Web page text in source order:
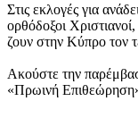
Στις εκλογές για
ορθόδοξοι
ζουν στην Κύπρο τον
Ακούστε την
«Πρωινή